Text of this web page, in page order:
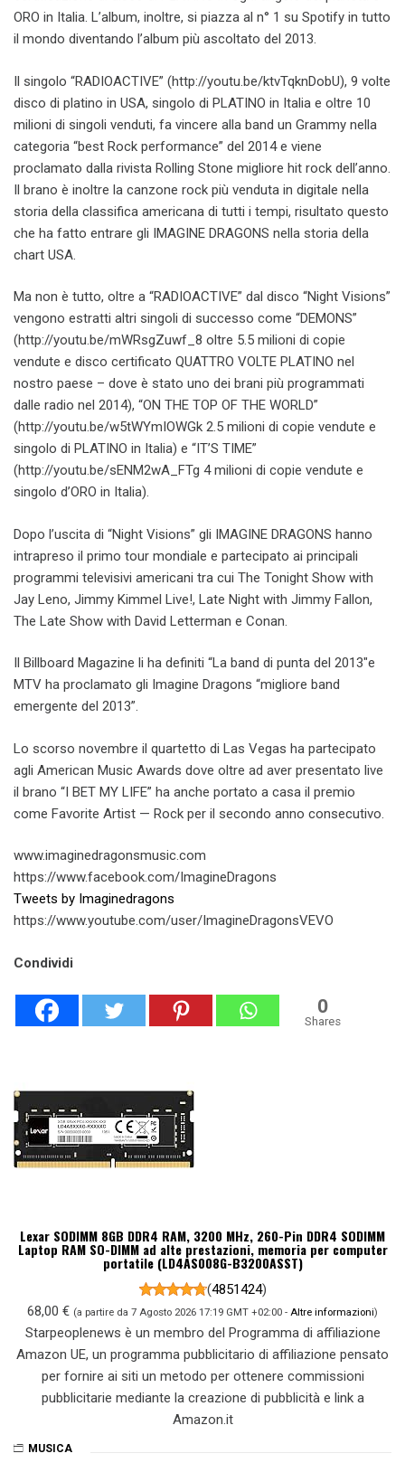
ORO in Italia. L’album, inoltre, si piazza al n° 1 su Spotify in tutto
il mondo diventando l’album più ascoltato del 2013.
Il singolo “RADIOACTIVE” (http://youtu.be/ktvTqknDobU), 9 volte
disco di platino in USA, singolo di PLATINO in Italia e oltre 10
milioni di singoli venduti, fa vincere alla band un Grammy nella
categoria “best Rock performance” del 2014 e viene
proclamato dalla rivista Rolling Stone migliore hit rock dell’anno.
Il brano è inoltre la canzone rock più venduta in digitale nella
storia della classifica americana di tutti i tempi, risultato questo
che ha fatto entrare gli IMAGINE DRAGONS nella storia della
chart USA.
Ma non è tutto, oltre a “RADIOACTIVE” dal disco “Night Visions”
vengono estratti altri singoli di successo come “DEMONS”
(http://youtu.be/mWRsgZuwf_8 oltre 5.5 milioni di copie
vendute e disco certificato QUATTRO VOLTE PLATINO nel
nostro paese – dove è stato uno dei brani più programmati
dalle radio nel 2014), “ON THE TOP OF THE WORLD”
(http://youtu.be/w5tWYmIOWGk 2.5 milioni di copie vendute e
singolo di PLATINO in Italia) e “IT’S TIME”
(http://youtu.be/sENM2wA_FTg 4 milioni di copie vendute e
singolo d’ORO in Italia).
Dopo l’uscita di “Night Visions” gli IMAGINE DRAGONS hanno
intrapreso il primo tour mondiale e partecipato ai principali
programmi televisivi americani tra cui The Tonight Show with
Jay Leno, Jimmy Kimmel Live!, Late Night with Jimmy Fallon,
The Late Show with David Letterman e Conan.
Il Billboard Magazine li ha definiti “La band di punta del 2013″e
MTV ha proclamato gli Imagine Dragons “migliore band
emergente del 2013”.
Lo scorso novembre il quartetto di Las Vegas ha partecipato
agli American Music Awards dove oltre ad aver presentato live
il brano “I BET MY LIFE” ha anche portato a casa il premio
come Favorite Artist — Rock per il secondo anno consecutivo.
www.imaginedragonsmusic.com
https://www.facebook.com/ImagineDragons
Tweets by Imaginedragons
https://www.youtube.com/user/ImagineDragonsVEVO
Condividi
0
Shares
Lexar SODIMM 8GB DDR4 RAM, 3200 MHz, 260-Pin DDR4 SODIMM
Laptop RAM SO-DIMM ad alte prestazioni, memoria per computer
portatile (LD4AS008G-B3200ASST)
(4851424)
68,00 € (a partire da 7 Agosto 2026 17:19 GMT +02:00 - Altre informazioni)
Starpeoplenews è un membro del Programma di affiliazione
Amazon UE, un programma pubblicitario di affiliazione pensato
per fornire ai siti un metodo per ottenere commissioni
pubblicitarie mediante la creazione di pubblicità e link a
Amazon.it
MUSICA